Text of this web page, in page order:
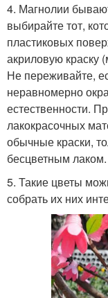
4. Магнолии
выбирайте тот,
пластиковых
акриловую краску
Не переживайте,
неравномерно
естественности.
лакокрасочных
обычные краски,
бесцветным лаком.
5. Такие цветы
собрать их них